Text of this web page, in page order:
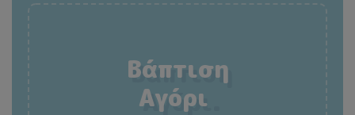
Βάπτιση
Αγόρι